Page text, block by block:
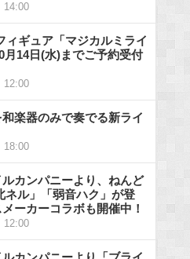
14:00
ィギュア「マジカルミライ
月14日(水)までご予約受付
12:00
楽器のみで奏でる新ライ
18:00
カンパニーより、ねんど
ネル」「弱音ハク」が登
ーカーコラボも開催中！
12:00